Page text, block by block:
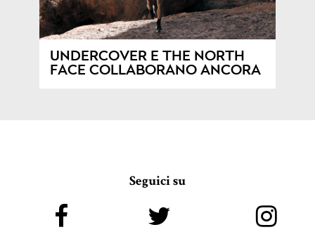
UNDERCOVER E THE NORTH
FACE COLLABORANO ANCORA
Seguici su